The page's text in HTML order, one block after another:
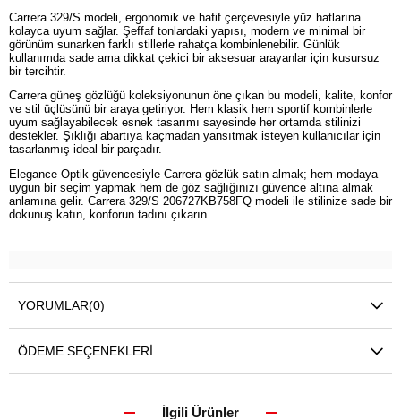
Carrera 329/S modeli, ergonomik ve hafif çerçevesiyle yüz hatlarına
kolayca uyum sağlar. Şeffaf tonlardaki yapısı, modern ve minimal bir
görünüm sunarken farklı stillerle rahatça kombinlenebilir. Günlük
kullanımda sade ama dikkat çekici bir aksesuar arayanlar için kusursuz
bir tercihtir.
Carrera güneş gözlüğü koleksiyonunun öne çıkan bu modeli, kalite, konfor
ve stil üçlüsünü bir araya getiriyor. Hem klasik hem sportif kombinlerle
uyum sağlayabilecek esnek tasarımı sayesinde her ortamda stilinizi
destekler. Şıklığı abartıya kaçmadan yansıtmak isteyen kullanıcılar için
tasarlanmış ideal bir parçadır.
Elegance Optik güvencesiyle Carrera gözlük satın almak; hem modaya
uygun bir seçim yapmak hem de göz sağlığınızı güvence altına almak
anlamına gelir. Carrera 329/S 206727KB758FQ modeli ile stilinize sade bir
dokunuş katın, konforun tadını çıkarın.
YORUMLAR(0)
ÖDEME SEÇENEKLERI
İlgili Ürünler